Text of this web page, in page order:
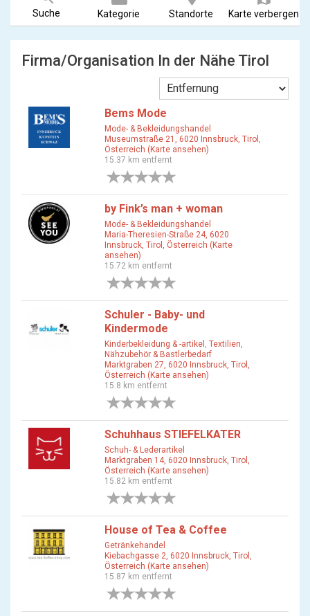
Suche Kategorie Standorte Karte verbergen
Firma/Organisation In der Nähe Tirol
Bems Mode
Mode- & Bekleidungshandel
Museumstraße 21, 6020 Innsbruck, Tirol,
Österreich (Karte ansehen)
15.37 km entfernt
by Fink’s man + woman
Mode- & Bekleidungshandel
Maria-Theresien-Straße 24, 6020
Innsbruck, Tirol, Österreich (Karte
ansehen)
15.72 km entfernt
Schuler - Baby- und
Kindermode
Kinderbekleidung & -artikel , Textilien,
Nähzubehör & Bastlerbedarf
Marktgraben 27, 6020 Innsbruck, Tirol,
Österreich (Karte ansehen)
15.8 km entfernt
Schuhhaus STIEFELKATER
Schuh- & Lederartikel
Marktgraben 14, 6020 Innsbruck, Tirol,
Österreich (Karte ansehen)
15.82 km entfernt
House of Tea & Coffee
Getränkehandel
Kiebachgasse 2, 6020 Innsbruck, Tirol,
Österreich (Karte ansehen)
15.87 km entfernt